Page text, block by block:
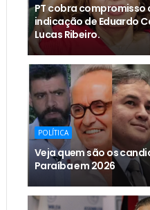
PT cobra compromisso
indicação de Eduardo
Lucas Ribeiro.
POLÍTICA
Veja quem são os
Paraíba em 2026